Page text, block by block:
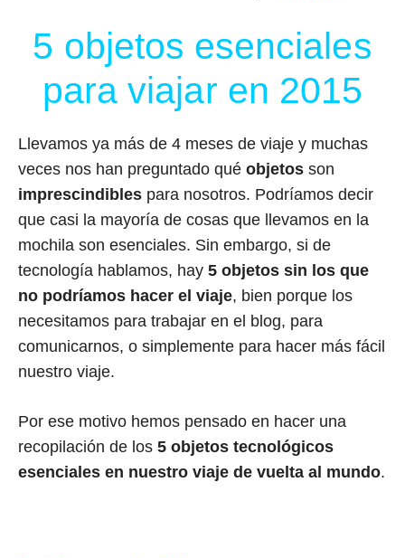
5 objetos esenciales
para viajar en 2015
Llevamos ya más de 4 meses de viaje y muchas
veces nos han preguntado qué objetos son
imprescindibles para nosotros. Podríamos decir
que casi la mayoría de cosas que llevamos en la
mochila son esenciales. Sin embargo, si de
tecnología hablamos, hay 5 objetos sin los que
no podríamos hacer el viaje, bien porque los
necesitamos para trabajar en el blog, para
comunicarnos, o simplemente para hacer más fácil
nuestro viaje.
Por ese motivo hemos pensado en hacer una
recopilación de los 5 objetos tecnológicos
esenciales en nuestro viaje de vuelta al mundo.